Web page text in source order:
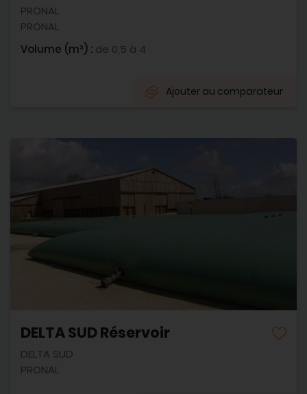
PRONAL
PRONAL
Volume (m³) : de 0,5 à 4
Ajouter au comparateur
DELTA SUD Réservoir
DELTA SUD
PRONAL